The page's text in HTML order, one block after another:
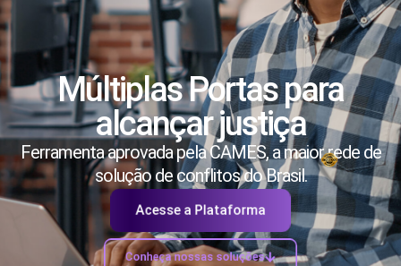
Múltiplas Portas para
alcançar justiça
Ferramenta aprovada pela CAMES, a maior rede de
solução de conflitos do Brasil.
Acesse a Plataforma
Conheça nossas soluções